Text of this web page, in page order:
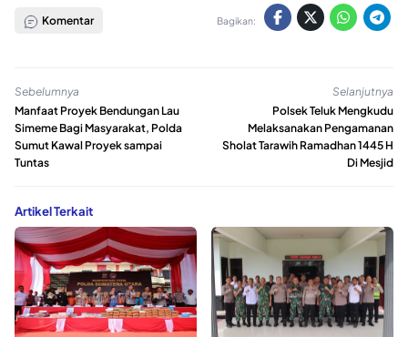
Komentar Bagikan:
Sebelumnya
Manfaat Proyek Bendungan Lau
Simeme Bagi Masyarakat, Polda
Sumut Kawal Proyek sampai
Tuntas
Selanjutnya
Polsek Teluk Mengkudu
Melaksanakan Pengamanan
Sholat Tarawih Ramadhan 1445 H
Di Mesjid
Artikel Terkait